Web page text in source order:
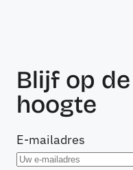
Blijf op de
hoogte
E-mailadres